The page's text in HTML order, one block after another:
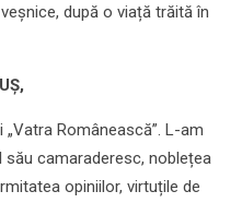
după o viață trăită în
Românească”. L-am
camaraderesc, noblețea
opiniilor, virtuțile de